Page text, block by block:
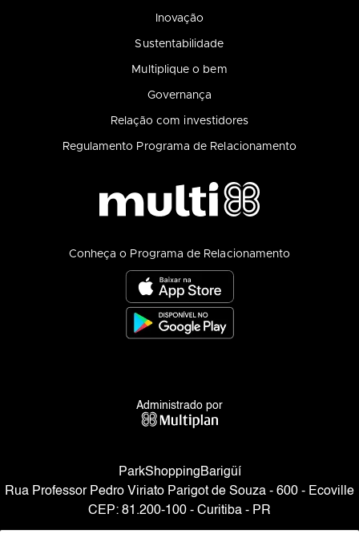
Inovação
Sustentabilidade
Multiplique o bem
Governança
Relação com investidores
Regulamento Programa de Relacionamento
Conheça o Programa de Relacionamento
Administrado por
ParkShoppingBarigüí
Rua Professor Pedro Viriato Parigot de Souza - 600 - Ecoville
CEP: 81.200-100 - Curitiba - PR